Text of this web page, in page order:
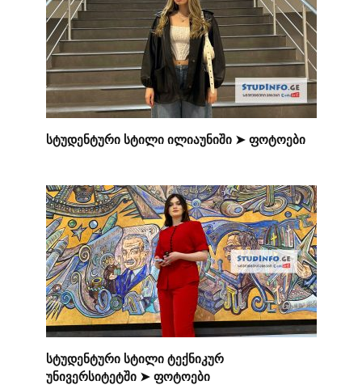
სტუდენტური სტილი ილიაუნიში ➤ ფოტოები
სტუდენტური სტილი ტექნიკურ
უნივერსიტეტში ➤ ფოტოები